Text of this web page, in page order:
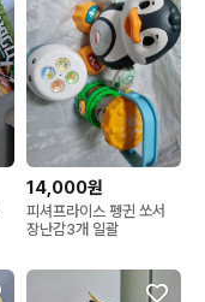
14,000원
피셔프라이스 펭귄 쏘서
장난감3개 일괄